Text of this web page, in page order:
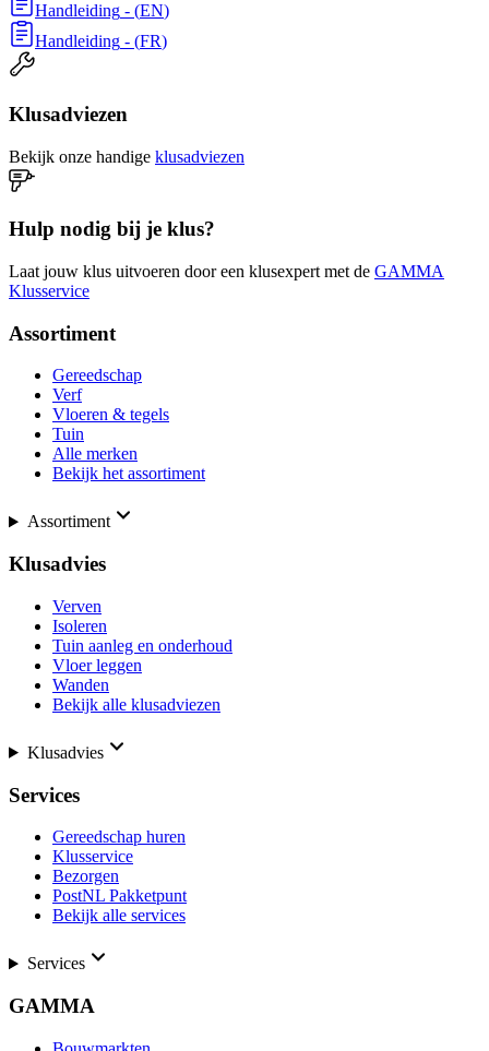
Handleiding - (EN)
Handleiding - (FR)
Klusadviezen
Bekijk onze handige klusadviezen
Hulp nodig bij je klus?
Laat jouw klus uitvoeren door een klusexpert met de GAMMA
Klusservice
Assortiment
Gereedschap
Verf
Vloeren & tegels
Tuin
Alle merken
Bekijk het assortiment
Assortiment
Klusadvies
Verven
Isoleren
Tuin aanleg en onderhoud
Vloer leggen
Wanden
Bekijk alle klusadviezen
Klusadvies
Services
Gereedschap huren
Klusservice
Bezorgen
PostNL Pakketpunt
Bekijk alle services
Services
GAMMA